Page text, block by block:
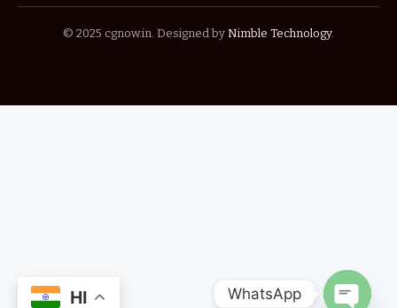
© 2025 cgnow.in. Designed by Nimble Technology.
HI WhatsApp